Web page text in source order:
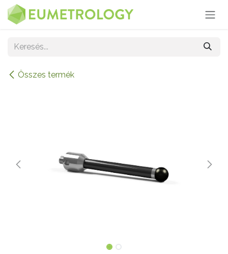
Kihagyás és továbblépés a tartalomhoz
Összes termék